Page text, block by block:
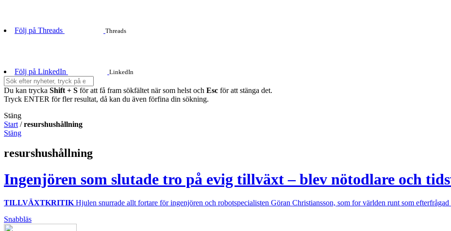
Följ på Threads Threads
Följ på LinkedIn LinkedIn
Du kan trycka Shift + S för att få fram sökfältet när som helst och Esc för att stänga det.
Tryck ENTER för fler resultat, då kan du även förfina din sökning.
Stäng
Start /resurshushållning
Stäng
resurshushållning
Ingenjören som slutade tro på evig tillväxt – blev nötodlare och
TILLVÄXTKRITIK Hjulen snurrade allt fortare för ingenjören och robotspecialisten Göran Christiansson, som for världen runt som
Snabbläs